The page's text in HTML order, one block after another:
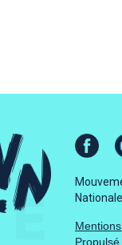
Nationale